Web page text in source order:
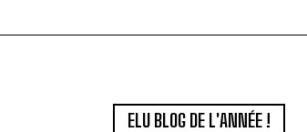
ELU BLOG DE L'ANNÉE !